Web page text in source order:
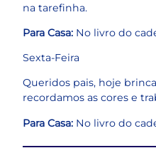
na tarefinha.
Para Casa: No livro do
Sexta-Feira
Queridos pais, hoje
recordamos as cores e
Para Casa: No livro do